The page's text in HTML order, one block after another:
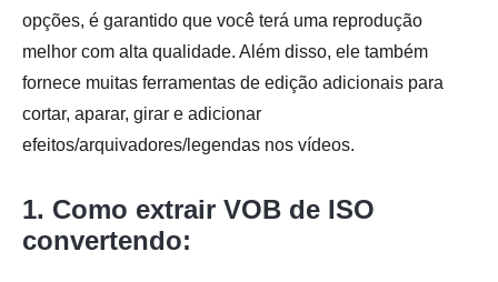
opções, é garantido que você terá uma reprodução
melhor com alta qualidade. Além disso, ele também
fornece muitas ferramentas de edição adicionais para
cortar, aparar, girar e adicionar
efeitos/arquivadores/legendas nos vídeos.
1. Como extrair VOB de ISO
convertendo: